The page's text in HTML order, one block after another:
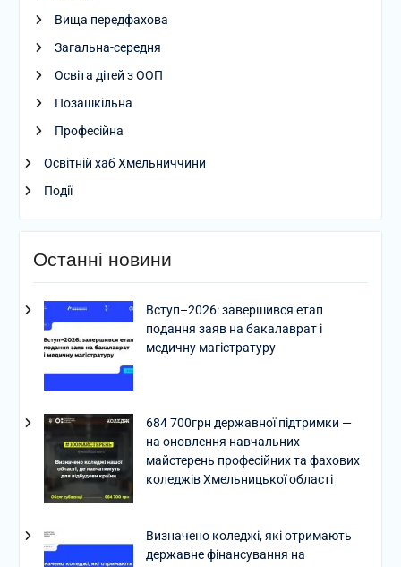
Вища передфахова
Загальна-середня
Освіта дітей з ООП
Позашкільна
Професійна
Освітній хаб Хмельниччини
Події
Останні новини
Вступ–2026: завершився етап
подання заяв на бакалаврат і
медичну магістратуру
684 700грн державної підтримки —
на оновлення навчальних
майстерень професійних та фахових
коледжів Хмельницької області
Визначено коледжі, які отримають
державне фінансування на